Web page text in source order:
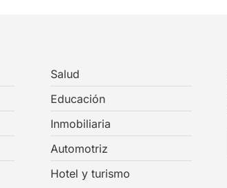
Salud
Educación
Inmobiliaria
Automotriz
Hotel y turismo